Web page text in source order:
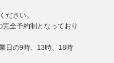
ださい。
全予約制となっており
日の9時、13時、18時